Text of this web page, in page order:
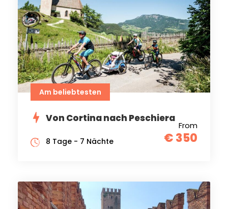
Am beliebtesten
Von Cortina nach Peschiera
From
€ 350
8 Tage - 7 Nächte